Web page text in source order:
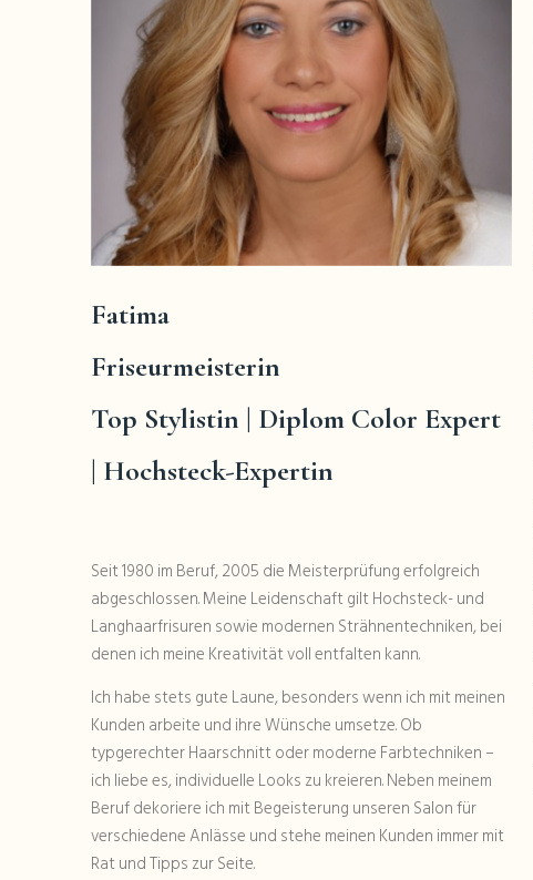
Fatima
Friseurmeisterin
Top Stylistin | Diplom Color Expert
| Hochsteck-Expertin
Seit 1980 im Beruf, 2005 die Meisterprüfung erfolgreich
abgeschlossen. Meine Leidenschaft gilt Hochsteck- und
Langhaarfrisuren sowie modernen Strähnentechniken, bei
denen ich meine Kreativität voll entfalten kann.
Ich habe stets gute Laune, besonders wenn ich mit meinen
Kunden arbeite und ihre Wünsche umsetze. Ob
typgerechter Haarschnitt oder moderne Farbtechniken –
ich liebe es, individuelle Looks zu kreieren. Neben meinem
Beruf dekoriere ich mit Begeisterung unseren Salon für
verschiedene Anlässe und stehe meinen Kunden immer mit
Rat und Tipps zur Seite.